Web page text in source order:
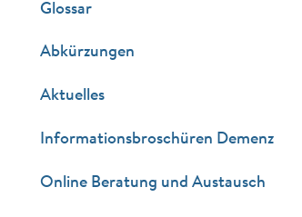
Glossar
Abkürzungen
Aktuelles
Informationsbroschüren Demenz
Online Beratung und Austausch